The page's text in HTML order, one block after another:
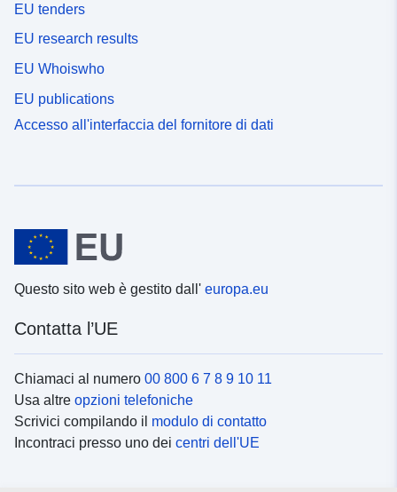
EU tenders
EU research results
EU Whoiswho
EU publications
Accesso all'interfaccia del fornitore di dati
Questo sito web è gestito dall' europa.eu
Contatta l’UE
Chiamaci al numero 00 800 6 7 8 9 10 11
Usa altre opzioni telefoniche
Scrivici compilando il modulo di contatto
Incontraci presso uno dei centri dell'UE